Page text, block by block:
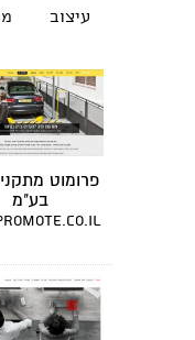
עיצוב
פרומוט
בע"מ